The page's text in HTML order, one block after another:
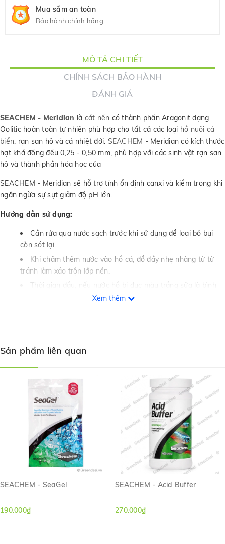
Mua sắm an toàn
Bảo hành chính hãng
MÔ TẢ CHI TIẾT
CHÍNH SÁCH BẢO HÀNH
ĐÁNH GIÁ
SEACHEM - Meridian là cát nền có thành phần Aragonit dạng
Oolitic hoàn toàn tự nhiên phù hợp cho tất cả các loại hồ nuôi cá
biển, rạn san hô và cá nhiệt đới. SEACHEM - Meridian có kích thước
hạt khá đồng đều 0,25 - 0,50 mm, phù hợp với các sinh vật rạn san
hô và thành phần hóa học của
SEACHEM - Meridian sẽ hỗ trợ tính ổn định canxi và kiềm trong khi
ngăn ngừa sự sụt giảm độ pH lớn.
Hướng dẫn sử dụng:
Cần rửa qua nước sạch trước khi sử dụng để loại bỏ bụi
còn sót lại.
Khi châm thêm nước vào hồ cá, đổ đầy nhẹ nhàng từ từ
tránh làm xáo trộn lớp nền.
Thời gian đầu, nếu nước hồ bị đục màu trắng sữa là bình
thường. Để loại bỏ tình trạng đục, hãy sử dụng phương pháp
Xem thêm
Sản phẩm liên quan
SEACHEM - SeaGel
190.000₫
SEACHEM - Acid Buffer
270.000₫